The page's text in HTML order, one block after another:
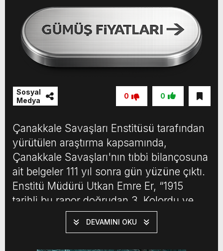
Sosyal
Medya
0
0
Çanakkale Savaşları Enstitüsü tarafından
yürütülen araştırma kapsamında,
Çanakkale Savaşları'nın tıbbi bilançosuna
ait belgeler 111 yıl sonra gün yüzüne çıktı.
Enstitü Müdürü Utkan Emre Er, “1915
tarihli bu rapor doğrudan 3. Kolordu ve
Şimal Grubu Başhekimi Ali Rıza tarafından
kaleme alınmış. Sadece 3. Kolordu'nun
DEVAMINI OKU